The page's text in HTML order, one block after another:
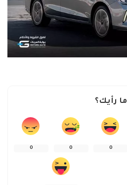
ما رأيك؟
0
0
0